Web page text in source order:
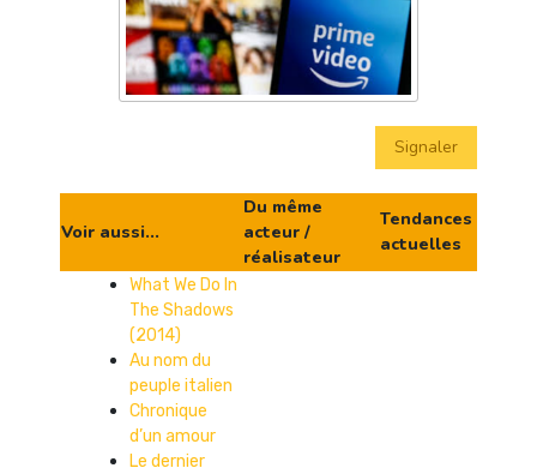
Signaler
Voir aussi...
Du même
acteur /
réalisateur
Tendances
actuelles
What We Do In
The Shadows
(2014)
Au nom du
peuple italien
Chronique
d’un amour
Le dernier